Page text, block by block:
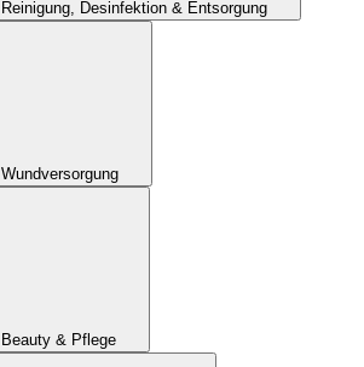
Reinigung, Desinfektion & Entsorgung
Wundversorgung
Beauty & Pflege